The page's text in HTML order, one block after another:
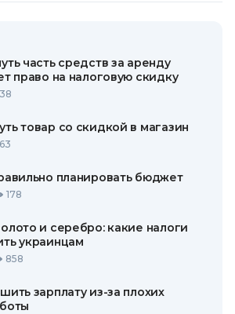
часть средств за аренду
право на налоговую скидку
38
товар со скидкой в ​​магазин
63
планировать бюджет
178
и серебро: какие налоги
украинцам
858
зарплату из-за плохих